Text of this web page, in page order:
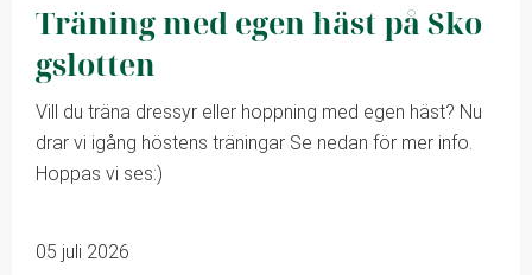
Träning med egen häst på Sko
gslotten
Vill du träna dressyr eller hoppning med egen häst? Nu
drar vi igång höstens träningar Se nedan för mer info.
Hoppas vi ses:)
05 juli 2026